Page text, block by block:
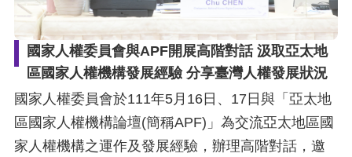
言
兒少版
回
首
國家人權委員會與APF開展高階對話 汲取亞太地
區國家人權機構發展經驗 分享臺灣人權發展狀況
國家人權委員會於111年5月16日、17日與「亞太地
區國家人權機構論壇(簡稱APF)」為交流亞太地區國
家人權機構之運作及發展經驗，辦理高階對話，邀